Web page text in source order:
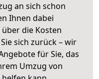
an sich schon
Ihnen dabei
die Kosten
sich zurück – wir
für Sie, das
Umzug von